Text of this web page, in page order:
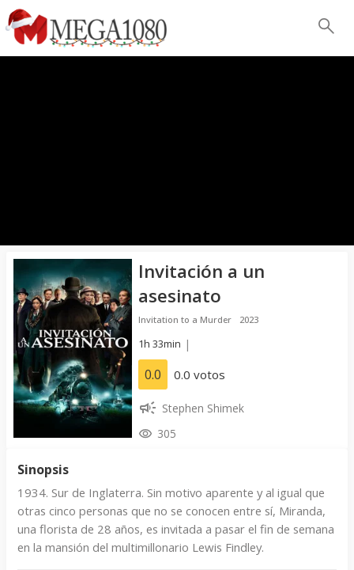
Invitación a un
asesinato
Invitation to a Murder 2023
1h 33min |
0.0 0.0 votos
Stephen Shimek
305
Sinopsis
1934. Sur de Inglaterra. Sin motivo aparente y al igual que
otras cinco personas que no se conocen entre sí, Miranda,
una florista de 28 años, es invitada a pasar el fin de semana
en la mansión del multimillonario Lewis Findley.